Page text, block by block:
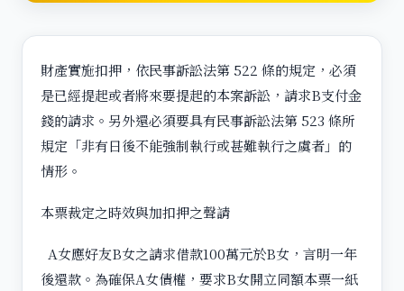
財產實施扣押，依民事訴訟法第 522 條的規定，必須
是已經提起或者將來要提起的本案訴訟，請求B支付金
錢的請求。另外還必須要具有民事訴訟法第 523 條所
規定「非有日後不能強制執行或甚難執行之虞者」的
情形。
本票裁定之時效與加扣押之聲請
A女應好友B女之請求借款100萬元於B女，言明一年
後還款。為確保A女債權，要求B女開立同額本票一紙